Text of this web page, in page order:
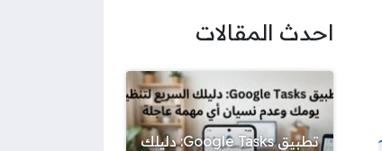
احدث المقالات
تطبيق Google Tasks: دليلك